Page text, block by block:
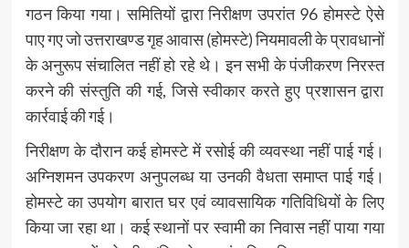
गठन किया गया। समितियों द्वारा निरीक्षण उपरांत 96 होमस्टे ऐसे
पाए गए जो उत्तराखण्ड गृह आवास (होमस्टे) नियमावली के प्रावधानों
के अनुरूप संचालित नहीं हो रहे थे। इन सभी के पंजीकरण निरस्त
करने की संस्तुति की गई, जिसे स्वीकार करते हुए प्रशासन द्वारा
कार्रवाई की गई।
निरीक्षण के दौरान कई होमस्टे में रसोई की व्यवस्था नहीं पाई गई।
अग्निशमन उपकरण अनुपलब्ध या उनकी वैधता समाप्त पाई गई।
होमस्टे का उपयोग बारात घर एवं व्यावसायिक गतिविधियों के लिए
किया जा रहा था। कई स्थानों पर स्वामी का निवास नहीं पाया गया